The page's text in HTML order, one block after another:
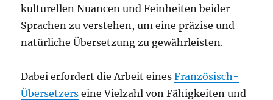
kulturellen Nuancen und Feinheiten beider
Sprachen zu verstehen, um eine präzise und
natürliche Übersetzung zu gewährleisten.
Dabei erfordert die Arbeit einesFranzösisch-
Übersetzers eine Vielzahl von Fähigkeiten und